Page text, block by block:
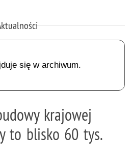
się w archiwum.
krajowej
to blisko 60 tys.